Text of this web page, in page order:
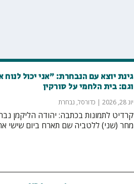
גינת יוצא עם הנבחרת: ״אני יכול
וגם: בית הלחמי על סורקין
יונ 28, 2026 | כדורסל, נבחרת
קרדיט לתמונות בכתבה: יהודה הליקמן
מחר (שני) ללטביה שם תארח ביום שישי